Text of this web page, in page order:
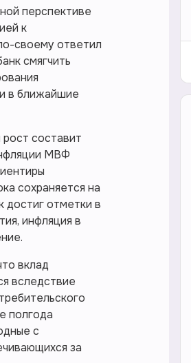
перспективе
к
своему ответил
смягчить
в ближайшие
составит
МВФ
сохраняется на
достиг отметки в
инфляция в
вклад
вследствие
полгода
с
за